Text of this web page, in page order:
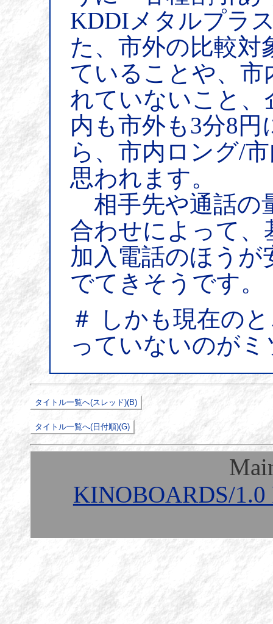
KDDIメタルプラ
た、市外の比較対
ていることや、市
れていないこと
内も市外も3分8
ら、市内ロング/
思われます。
相手先や通話の
合わせによって、
加入電話のほう
でてきそうです。
＃ しかも現在の
っていないのがミ
KINOBOARDS/1.0